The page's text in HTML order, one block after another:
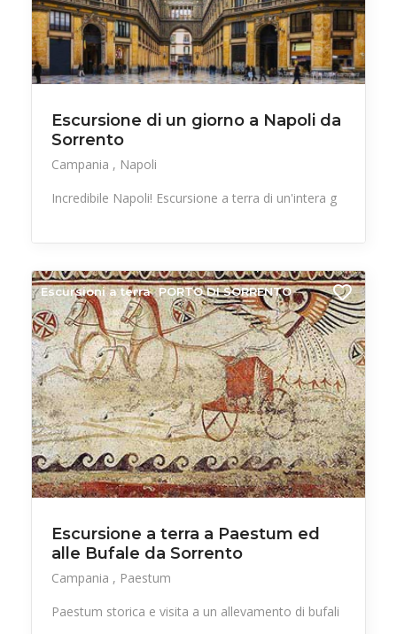
Escursione di un giorno a Napoli da
Sorrento
Campania
Napoli
Incredibile Napoli! Escursione a terra di un'intera g
Escursioni a terra PORTO DI SORRENTO
Escursione a terra a Paestum ed
alle Bufale da Sorrento
Campania
Paestum
Paestum storica e visita a un allevamento di bufali